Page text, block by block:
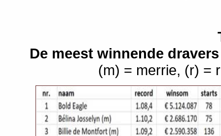
De meest winnende
(m) = merrie, (r) =